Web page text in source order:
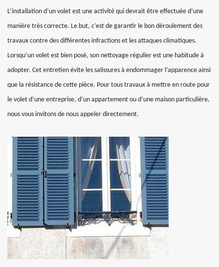
L’installation d’un volet est une activité qui devrait être effectuée d’une
manière très correcte. Le but, c’est de garantir le bon déroulement des
travaux contre des différentes infractions et les attaques climatiques.
Lorsqu’un volet est bien posé, son nettoyage régulier est une habitude à
adopter. Cet entretien évite les salissures à endommager l’apparence ainsi
que la résistance de cette pièce. Pour tous travaux à mettre en route pour
le volet d’une entreprise, d’un appartement ou d’une maison particulière,
nous vous invitons de nous appeler directement.